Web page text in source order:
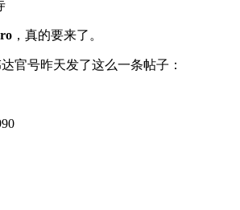
，真的要来了。
官号昨天发了这么一条帖子：